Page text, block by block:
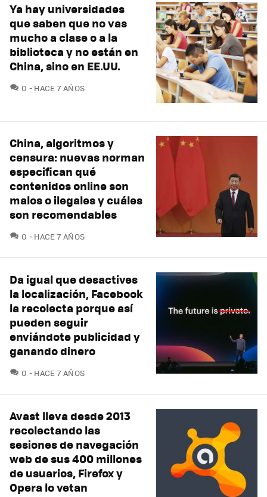
Ya hay universidades
que saben que no vas
mucho a clase o a la
biblioteca y no están en
China, sino en EE.UU.
0 COMENTARIOS
HACE 7 AÑOS
China, algoritmos y
censura: nuevas norman
especifican qué
contenidos online son
malos o ilegales y cuáles
son recomendables
0 COMENTARIOS
HACE 7 AÑOS
Da igual que desactives
la localización, Facebook
la recolecta porque así
pueden seguir
enviándote publicidad y
ganando dinero
0 COMENTARIOS
HACE 7 AÑOS
Avast lleva desde 2013
recolectando las
sesiones de navegación
web de sus 400 millones
de usuarios, Firefox y
Opera lo vetan